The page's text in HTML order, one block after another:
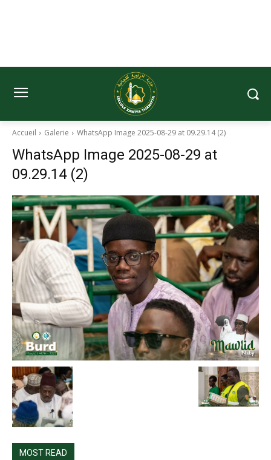
Accueil Galerie WhatsApp Image 2025-08-29 at 09.29.14 (2)
WhatsApp Image 2025-08-29 at
09.29.14 (2)
MOST READ